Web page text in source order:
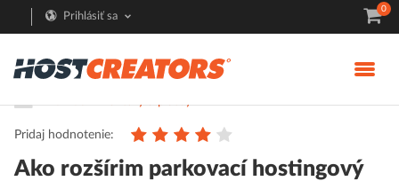
Prihlásiť sa
0
Pridaj hodnotenie:
Ako rozšírim parkovací hostingový